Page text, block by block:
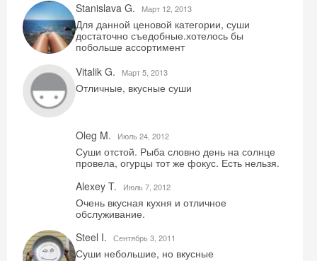
Stanislava G. Mарт 12, 2013
Для данной ценовой категории, суши
достаточно съедобные.хотелось бы
побольше ассортимент
Vitalik G.
Mарт 5, 2013
Отличные, вкусные суши
Oleg M. Июль 24, 2012
Суши отстой. Рыба словно день на солнце
провела, огурцы тот же фокус. Есть нельзя.
Alexey T.
Июль 7, 2012
Очень вкусная кухня и отличное
обслуживание.
Steel I.
Сентябрь 3, 2011
Суши небольшие, но вкусные
Хочешь дешевле? Оставь почту и получи
промокод на первое бронирование!
Получить промокод